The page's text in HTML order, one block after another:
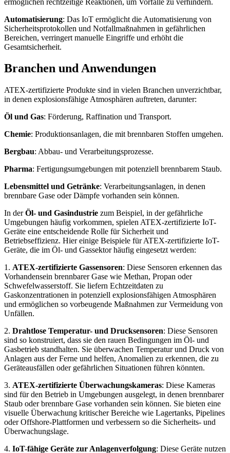
Automatisierung: Das IoT ermöglicht die Automatisierung von
Sicherheitsprotokollen und Notfallmaßnahmen in gefährlichen
Bereichen, verringert manuelle Eingriffe und erhöht die
Gesamtsicherheit.
Branchen und Anwendungen
ATEX-zertifizierte Produkte sind in vielen Branchen unverzichtbar,
in denen explosionsfähige Atmosphären auftreten, darunter:
Öl und Gas: Förderung, Raffination und Transport.
Chemie: Produktionsanlagen, die mit brennbaren Stoffen umgehen.
Bergbau: Abbau- und Verarbeitungsprozesse.
Pharma: Fertigungsumgebungen mit potenziell brennbarem Staub.
Lebensmittel und Getränke: Verarbeitungsanlagen, in denen
brennbare Gase oder Dämpfe vorhanden sein können.
In derÖl- und Gasindustrie zum Beispiel, in der gefährliche
Umgebungen häufig vorkommen, spielen ATEX-zertifizierte IoT-
Geräte eine entscheidende Rolle für Sicherheit und
Betriebseffizienz. Hier einige Beispiele für ATEX-zertifizierte IoT-
Geräte, die im Öl- und Gassektor häufig eingesetzt werden:
1. ATEX-zertifizierte Gassensoren: Diese Sensoren erkennen das
Vorhandensein brennbarer Gase wie Methan, Propan oder
Schwefelwasserstoff. Sie liefern Echtzeitdaten zu
Gaskonzentrationen in potenziell explosionsfähigen Atmosphären
und ermöglichen so vorbeugende Maßnahmen zur Vermeidung von
Unfällen.
2. Drahtlose Temperatur- und Drucksensoren: Diese Sensoren
sind so konstruiert, dass sie den rauen Bedingungen im Öl- und
Gasbetrieb standhalten. Sie überwachen Temperatur und Druck von
Anlagen aus der Ferne und helfen, Anomalien zu erkennen, die zu
Geräteausfällen oder gefährlichen Situationen führen könnten.
3. ATEX-zertifizierte Überwachungskameras: Diese Kameras
sind für den Betrieb in Umgebungen ausgelegt, in denen brennbarer
Staub oder brennbare Gase vorhanden sein können. Sie bieten eine
visuelle Überwachung kritischer Bereiche wie Lagertanks, Pipelines
oder Offshore-Plattformen und verbessern so die Sicherheits- und
Überwachungslage.
4. IoT-fähige Geräte zur Anlagenverfolgung: Diese Geräte nutzen